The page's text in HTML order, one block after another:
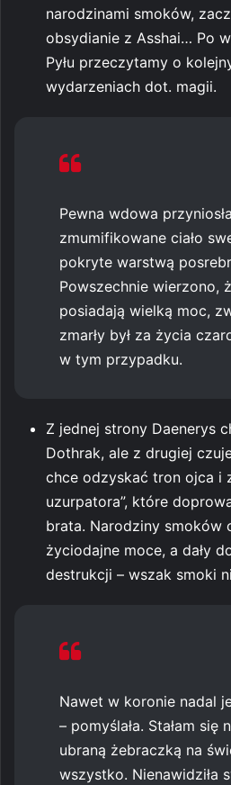
narodzinami smoków,
obsydianie z Asshai… Po
Pyłu przeczytamy o
wydarzeniach dot. magii.
Pewna wdowa przyniosła
zmumifikowane ciało
pokryte warstwą
Powszechnie wierzono,
posiadają wielką moc,
zmarły był za życia
w tym przypadku.
Z jednej strony Daenerys
Dothrak, ale z drugiej
chce odzyskać tron ojca i
uzurpatora”, które
brata. Narodziny smoków
życiodajne moce, a dały
destrukcji – wszak smoki
Nawet w koronie nadal
– pomyślała. Stałam się
ubraną żebraczką na
wszystko. Nienawidziła